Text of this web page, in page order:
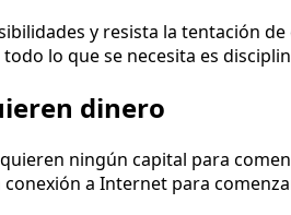
y resista la tentación
lo que se necesita es
dinero
ningún capital para
a Internet para